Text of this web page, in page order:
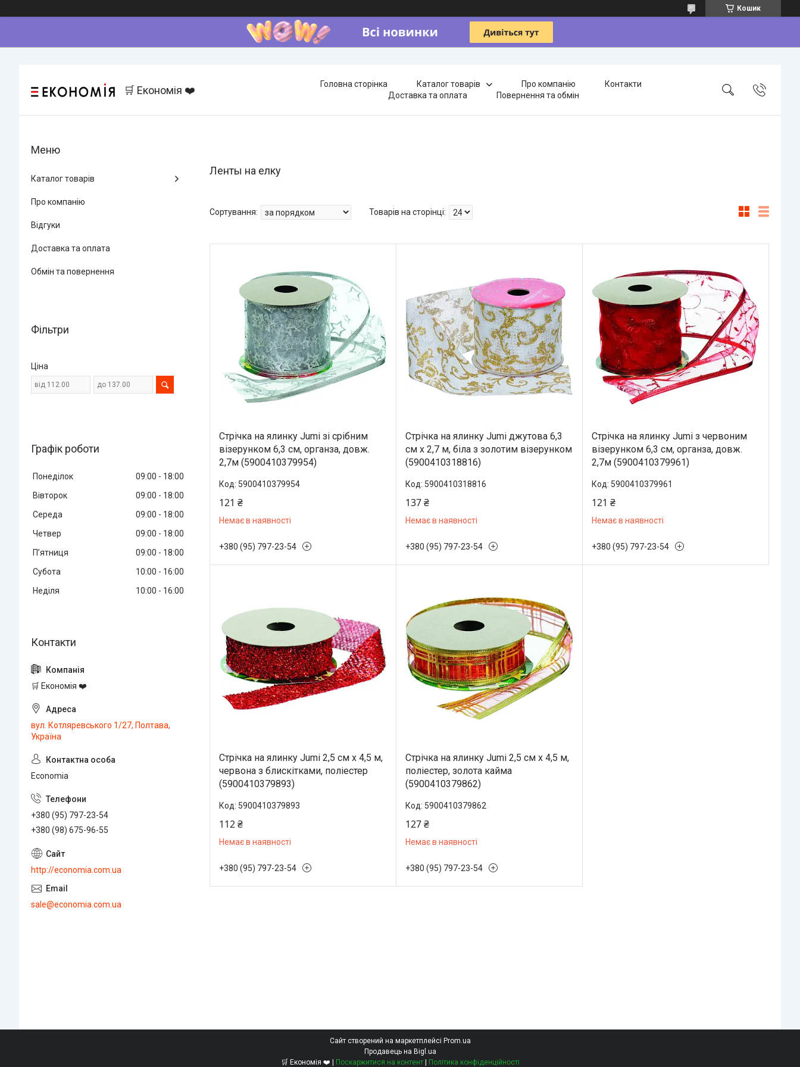
Кошик
🛒 Економія ❤️ Головна сторінка Каталог товарів Про компанію
Контакти
Доставка та оплата
Повернення та обмін
Ленты на елку
Стрічка на ялинку Jumi зі срібним
візерунком 6,3 см, органза, довж.
2,7м (5900410379954)
5900410379954
121 ₴
Немає в наявності
+380 (95) 797-23-54
Стрічка на ялинку Jumi джутова 6,3
см x 2,7 м, біла з золотим візерунком
(5900410318816)
5900410318816
137 ₴
Немає в наявності
+380 (95) 797-23-54
Стрічка на ялинку Jumi з червоним
візерунком 6,3 см, органза, довж.
2,7м (5900410379961)
5900410379961
121 ₴
Немає в наявності
+380 (95) 797-23-54
Стрічка на ялинку Jumi 2,5 см x 4,5 м,
червона з блискітками, поліестер
(5900410379893)
5900410379893
112 ₴
Немає в наявності
+380 (95) 797-23-54
Стрічка на ялинку Jumi 2,5 см x 4,5 м,
поліестер, золота кайма
(5900410379862)
5900410379862
127 ₴
Немає в наявності
+380 (95) 797-23-54
Каталог товарів
Про компанію
Відгуки
Доставка та оплата
Обмін та повернення
Фільтри
Ціна
Графік роботи
Понеділок 09:00
18:00
Вівторок
09:00
18:00
Середа
09:00
18:00
Четвер
09:00
18:00
Пʼятниця
09:00
18:00
Субота
10:00
16:00
Неділя
10:00 16:00
🛒 Економія ❤️
вул. Котляревського 1/27, Полтава,
Україна
Economia
+380 (95) 797-23-54
+380 (98) 675-96-55
http://economia.com.ua
sale@economia.com.ua
Сайт створений на маркетплейсі Prom.ua
Продавець на Bigl.ua
Поскаржитися на контент Політика конфіденційності